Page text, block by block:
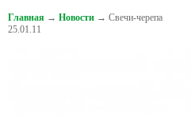
Главная → Новости → Свечи-черепа
25.01.11